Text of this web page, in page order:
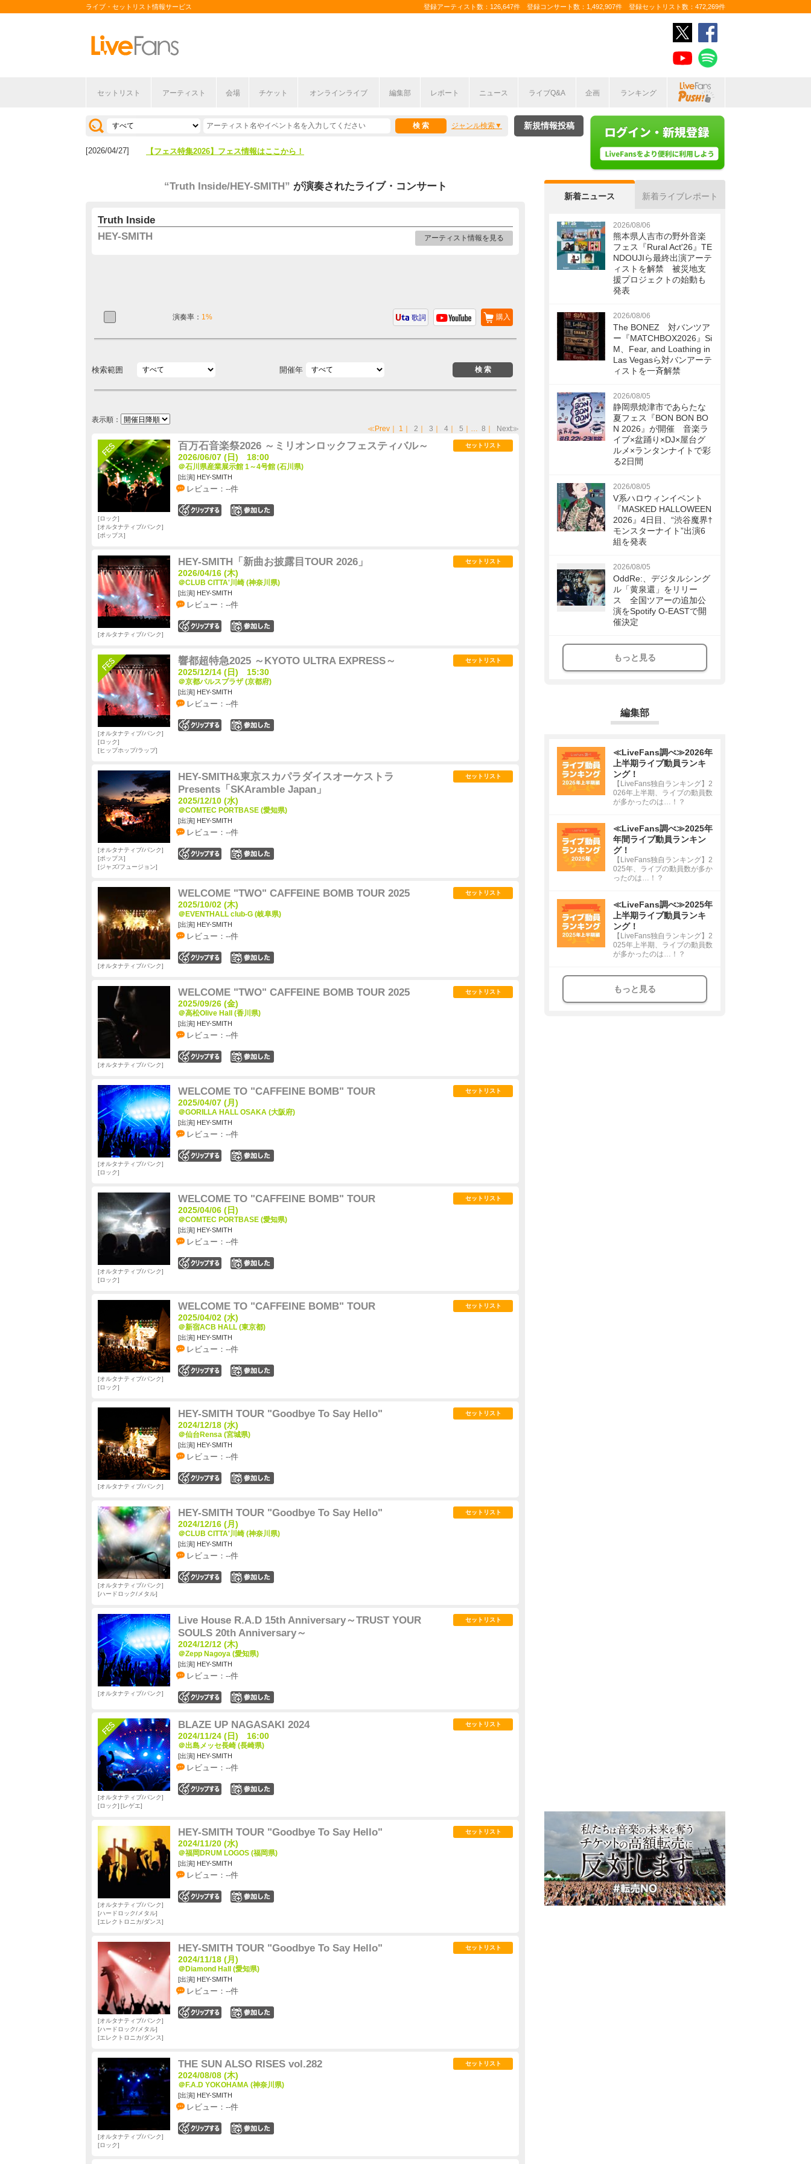
ライブ・セットリスト情報サービス 登録アーティスト数：126,647件 登録コンサート数：1,492,907件 登録セットリスト数：472,269件
セットリスト アーティスト 会場 チケット オンラインライブ 編集部 レポート ニュース ライブQ&A 企画 ランキング
ジャンル検索
[2026/07/28] 【ライブ動員ランキング】2026年上半期編発表！
[2026/04/27] 【フェス特集2026】フェス情報はここから！
新規情報投稿
“Truth Inside/HEY-SMITH” が演奏されたライブ・コンサート
Truth Inside
HEY-SMITH
アーティスト情報を見る
演奏率： 1% 購入
歌詞
検索範囲 開催年
表示順：
≪Prev ｜ 1 ｜ 2 ｜ 3 ｜ 4 ｜ 5 ｜… 8 ｜ Next≫
百万石音楽祭2026 ～ミリオンロックフェスティバル～
2026/06/07 (日) 18:00
＠石川県産業展示館 1～4号館 (石川県)
[出演] HEY-SMITH
レビュー：--件
セットリスト
ロック
オルタナティブ/パンク
ポップス
HEY-SMITH「新曲お披露目TOUR 2026」
2026/04/16 (木)
＠CLUB CITTA'川崎 (神奈川県)
[出演] HEY-SMITH
レビュー：--件
セットリスト
オルタナティブ/パンク
響都超特急2025 ～KYOTO ULTRA EXPRESS～
2025/12/14 (日) 15:30
＠京都パルスプラザ (京都府)
[出演] HEY-SMITH
レビュー：--件
セットリスト
オルタナティブ/パンク
ロック
ヒップホップ/ラップ
HEY-SMITH&東京スカパラダイスオーケストラ
Presents「SKAramble Japan」
2025/12/10 (水)
＠COMTEC PORTBASE (愛知県)
[出演] HEY-SMITH
レビュー：--件
セットリスト
オルタナティブ/パンク
ポップス
ジャズ/フュージョン
WELCOME "TWO" CAFFEINE BOMB TOUR 2025
2025/10/02 (木)
＠EVENTHALL club-G (岐阜県)
[出演] HEY-SMITH
レビュー：--件
セットリスト
オルタナティブ/パンク
WELCOME "TWO" CAFFEINE BOMB TOUR 2025
2025/09/26 (金)
＠高松Olive Hall (香川県)
[出演] HEY-SMITH
レビュー：--件
セットリスト
オルタナティブ/パンク
WELCOME TO "CAFFEINE BOMB" TOUR
2025/04/07 (月)
＠GORILLA HALL OSAKA (大阪府)
[出演] HEY-SMITH
レビュー：--件
セットリスト
オルタナティブ/パンク
ロック
WELCOME TO "CAFFEINE BOMB" TOUR
2025/04/06 (日)
＠COMTEC PORTBASE (愛知県)
[出演] HEY-SMITH
レビュー：--件
セットリスト
オルタナティブ/パンク
ロック
WELCOME TO "CAFFEINE BOMB" TOUR
2025/04/02 (水)
＠新宿ACB HALL (東京都)
[出演] HEY-SMITH
レビュー：--件
セットリスト
オルタナティブ/パンク
ロック
HEY-SMITH TOUR "Goodbye To Say Hello"
2024/12/18 (水)
＠仙台Rensa (宮城県)
[出演] HEY-SMITH
レビュー：--件
セットリスト
オルタナティブ/パンク
HEY-SMITH TOUR "Goodbye To Say Hello"
2024/12/16 (月)
＠CLUB CITTA'川崎 (神奈川県)
[出演] HEY-SMITH
レビュー：--件
セットリスト
オルタナティブ/パンク
ハードロック/メタル
Live House R.A.D 15th Anniversary～TRUST YOUR
SOULS 20th Anniversary～
2024/12/12 (木)
＠Zepp Nagoya (愛知県)
[出演] HEY-SMITH
レビュー：--件
セットリスト
オルタナティブ/パンク
BLAZE UP NAGASAKI 2024
2024/11/24 (日) 16:00
＠出島メッセ長崎 (長崎県)
[出演] HEY-SMITH
レビュー：--件
セットリスト
オルタナティブ/パンク
ロック
レゲエ
HEY-SMITH TOUR "Goodbye To Say Hello"
2024/11/20 (水)
＠福岡DRUM LOGOS (福岡県)
[出演] HEY-SMITH
レビュー：--件
セットリスト
オルタナティブ/パンク
ハードロック/メタル
エレクトロニカ/ダンス
HEY-SMITH TOUR "Goodbye To Say Hello"
2024/11/18 (月)
＠Diamond Hall (愛知県)
[出演] HEY-SMITH
レビュー：--件
セットリスト
オルタナティブ/パンク
ハードロック/メタル
エレクトロニカ/ダンス
THE SUN ALSO RISES vol.282
2024/08/08 (木)
＠F.A.D YOKOHAMA (神奈川県)
[出演] HEY-SMITH
レビュー：--件
セットリスト
オルタナティブ/パンク
ロック
新着ニュース 新着ライブレポート
2026/08/06
熊本県人吉市の野外音楽
フェス『Rural Act'26』TE
NDOUJIら最終出演アーテ
ィストを解禁 被災地支
援プロジェクトの始動も
発表
2026/08/06
The BONEZ 対バンツア
ー『MATCHBOX2026』Si
M、Fear, and Loathing in
Las Vegasら対バンアーテ
ィストを一斉解禁
2026/08/05
静岡県焼津市であらたな
夏フェス『BON BON BO
N 2026』が開催 音楽ラ
イブ×盆踊り×DJ×屋台グ
ルメ×ランタンナイトで彩
る2日間
2026/08/05
V系ハロウィンイベント
『MASKED HALLOWEEN
2026』4日目、“渋谷魔界†
モンスターナイト”出演6
組を発表
2026/08/05
OddRe:、デジタルシング
ル「黄泉還」をリリー
ス 全国ツアーの追加公
演をSpotify O-EASTで開
催決定
もっと見る
編集部
≪LiveFans調べ≫2026年
上半期ライブ動員ランキ
ング！
【LiveFans独自ランキング】2
026年上半期、ライブの動員数
が多かったのは…！？
≪LiveFans調べ≫2025年
年間ライブ動員ランキン
グ！
【LiveFans独自ランキング】2
025年、ライブの動員数が多か
ったのは…！？
≪LiveFans調べ≫2025年
上半期ライブ動員ランキ
ング！
【LiveFans独自ランキング】2
025年上半期、ライブの動員数
が多かったのは…！？
もっと見る